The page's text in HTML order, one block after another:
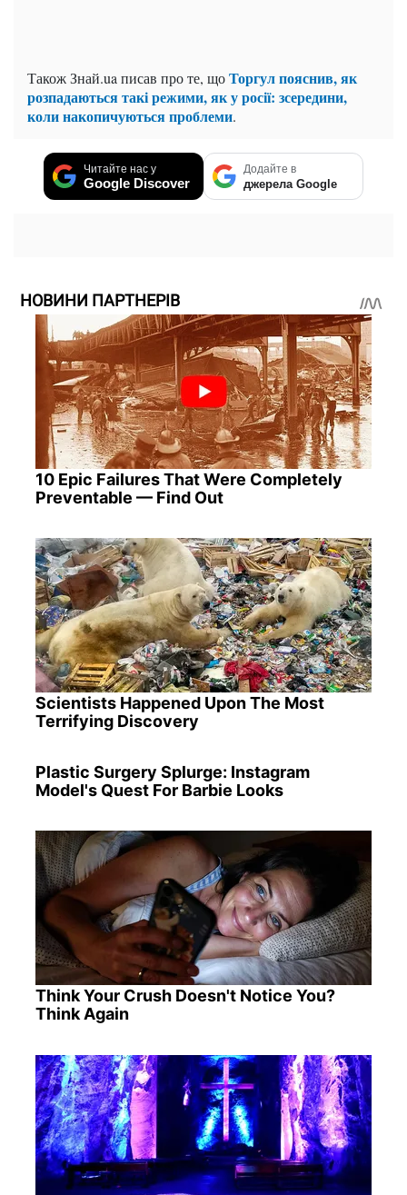
Також Знай.ua писав про те, щоТоргул пояснив, як
розпадаються такі режими, як у росії: зсередини,
коли накопичуються проблеми.
Читайте нас у
Google Discover
Додайте в
джерела Google
НОВИНИ ПАРТНЕРІВ
10 Epic Failures That Were Completely
Preventable — Find Out
Scientists Happened Upon The Most
Terrifying Discovery
Plastic Surgery Splurge: Instagram
Model's Quest For Barbie Looks
Think Your Crush Doesn't Notice You?
Think Again